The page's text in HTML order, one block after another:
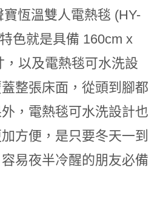
恆溫雙人電熱毯 (HY-
色就是具備 160cm x
，以及電熱毯可水洗設
整張床面，從頭到腳都
，電熱毯可水洗設計也
方便，是只要冬天一到
易夜半冷醒的朋友必備